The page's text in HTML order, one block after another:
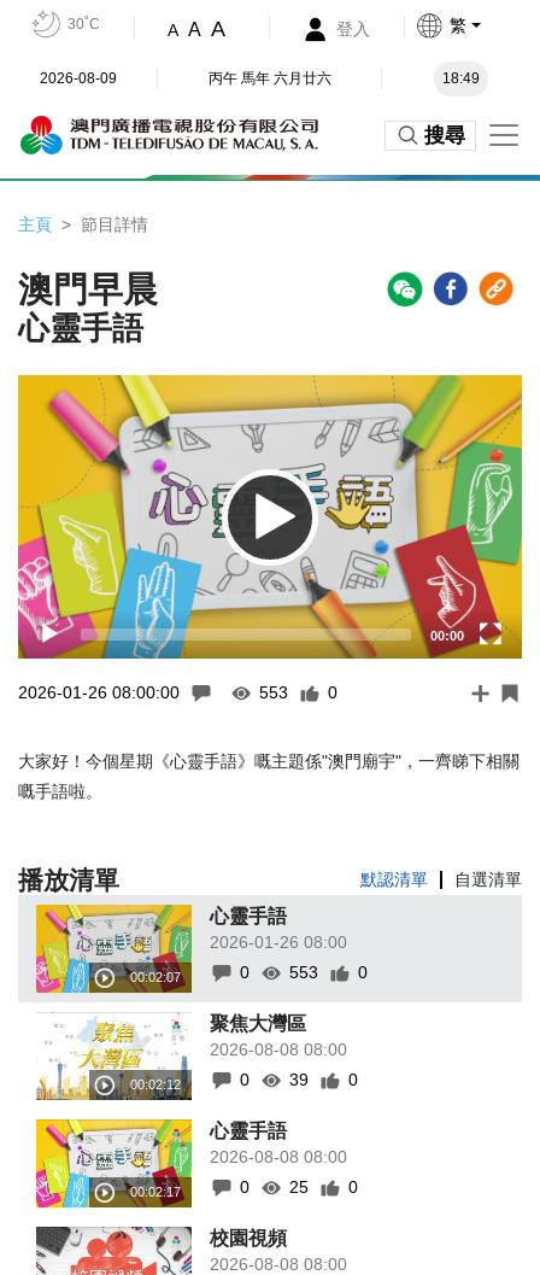
30˚C A A A 登入 繁
2026-08-09 丙午 馬年 六月廿六 18:49
搜尋
主頁 節目詳情
澳門早晨
心靈手語
Video
Player
00:00
2026-01-26 08:00:00 553 0
大家好！今個星期《心靈手語》嘅主題係"澳門廟宇"，一齊睇下相關
嘅手語啦。
播放清單 默認清單 自選清單
心靈手語
2026-01-26 08:00
0
553 0
聚焦大灣區
2026-08-08 08:00
0
39 0
心靈手語
2026-08-08 08:00
0
25 0
校園視頻
2026-08-08 08:00